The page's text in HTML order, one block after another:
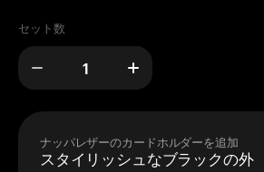
セット数
ナッパレザーのカードホルダーを追加
スタイリッシュなブラックの外